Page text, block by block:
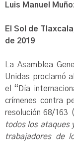
Luis Manuel
El Sol de
de 2019
La Asamblea
Unidas proclamó
el “Día
crímenes contra
resolución 68/163
todos los ataques
trabajadores de